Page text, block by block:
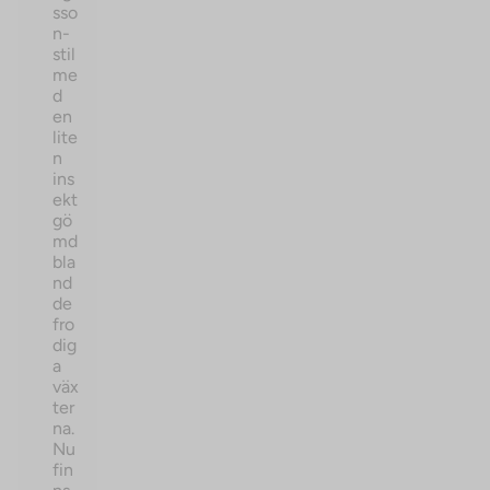
sso
n-
stil
me
d
en
lite
n
ins
ekt
gö
md
bla
nd
de
fro
dig
a
väx
ter
na.
Nu
fin